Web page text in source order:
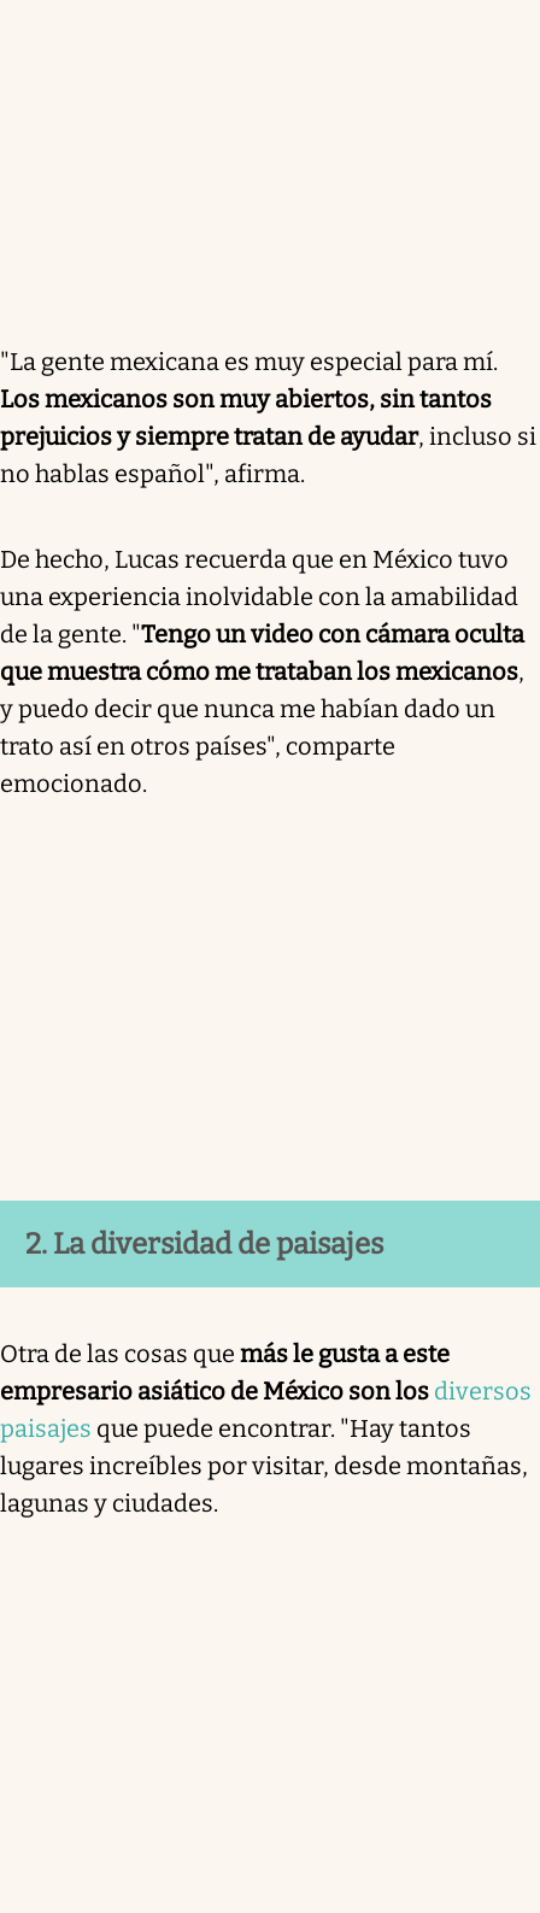
"La gente mexicana es muy especial para mí.
Los mexicanos son muy abiertos, sin tantos
prejuicios y siempre tratan de ayudar, incluso si
no hablas español", afirma.
De hecho, Lucas recuerda que en México tuvo
una experiencia inolvidable con la amabilidad
de la gente. "Tengo un video con cámara oculta
que muestra cómo me trataban los mexicanos,
y puedo decir que nunca me habían dado un
trato así en otros países", comparte
emocionado.
2. La diversidad de paisajes
Otra de las cosas que más le gusta a este
empresario asiático de México son los diversos
paisajes que puede encontrar. "Hay tantos
lugares increíbles por visitar, desde montañas,
lagunas y ciudades.